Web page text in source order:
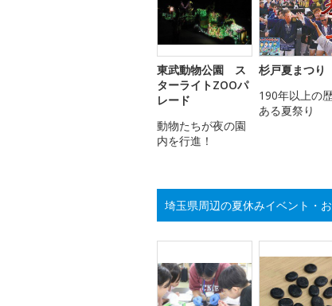
東武動物公園 ス
ターライトZOOパ
レード
動物たちが夜の園
内を行進！
杉戸夏まつり
190年以上の
ある夏祭り
埼玉県周辺の夏休みイベント・